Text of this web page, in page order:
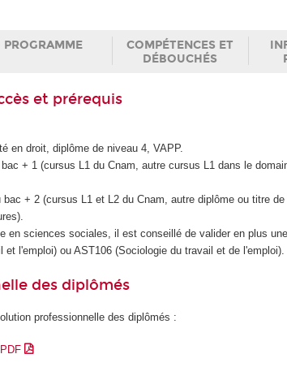
PROGRAMME
COMPÉTENCES ET
DÉBOUCHÉS
et prérequis
en droit, diplôme de niveau 4, VAPP.
+ 1 (cursus L1 du Cnam, autre cursus L1 dans le
+ 2 (cursus L1 et L2 du Cnam, autre diplôme ou titre
en sciences sociales, il est conseillé de valider en plus
l'emploi) ou AST106 (Sociologie du travail et de l'emploi).
des diplômés
professionnelle des diplômés :